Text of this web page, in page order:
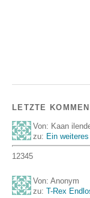
LETZTE
Von: Kaan
zu: Ein
12345
Von: Anonym
zu: T-Rex